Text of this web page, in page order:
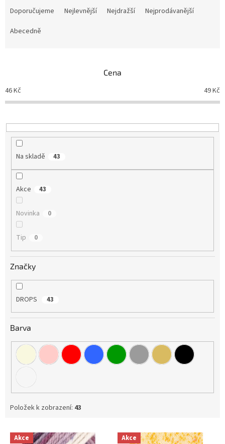
o
d
k
t
Doporučujeme Nejlevnější Nejdražší
Nejprodávanější
Abecedně
Cena
46Kč 49Kč
Na skladě 43
Akce 43
Novinka 0
Tip 0
Značky
DROPS 43
Barva
Položek k zobrazení: 43
V Akce Akce